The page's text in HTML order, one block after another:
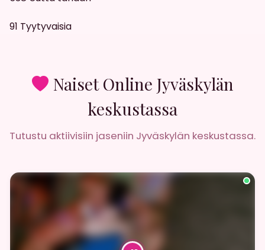
91 Tyytyvaisia
Naiset Online Jyväskylän
keskustassa
Tutustu aktiivisiin jaseniin Jyväskylän keskustassa.